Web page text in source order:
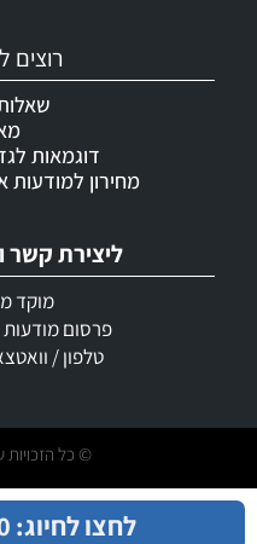
ליצירת קשר
מוקד
פרסום
טלפון / וואטצאפ: 050-
רוצים
דוגמאות
מחירון למודעות
© כל הזכויות
לחצו לחיוג: 077-9967000